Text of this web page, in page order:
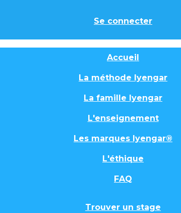
Se connecter
Accueil
La méthode Iyengar
La famille Iyengar
L'enseignement
Les marques Iyengar®
L'éthique
FAQ
Trouver un stage